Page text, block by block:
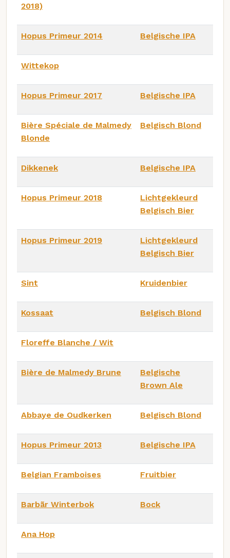
2018)
Hopus Primeur 2014 Belgische IPA
Wittekop
Hopus Primeur 2017 Belgische IPA
Bière Spéciale de Malmedy
Blonde
Belgisch Blond
Dikkenek Belgische IPA
Hopus Primeur 2018
Lichtgekleurd
Belgisch Bier
Hopus Primeur 2019
Lichtgekleurd
Belgisch Bier
Sint Kruidenbier
Kossaat Belgisch Blond
Floreffe Blanche / Wit
Bière de Malmedy Brune
Belgische
Brown Ale
Abbaye de Oudkerken Belgisch Blond
Hopus Primeur 2013 Belgische IPA
Belgian Framboises Fruitbier
Barbãr Winterbok Bock
Ana Hop